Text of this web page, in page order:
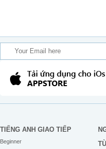
TIẾNG ANH GIAO TIẾP
Beginner